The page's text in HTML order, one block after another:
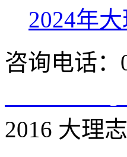
2024年
咨询电话：
2016 大理